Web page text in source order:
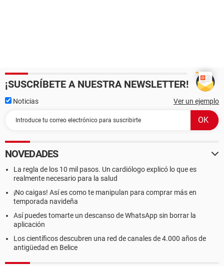
¡SUSCRÍBETE A NUESTRA NEWSLETTER!
Noticias Ver un ejemplo
NOVEDADES
La regla de los 10 mil pasos. Un cardiólogo explicó lo que es
realmente necesario para la salud
¡No caigas! Así es como te manipulan para comprar más en
temporada navideña
Así puedes tomarte un descanso de WhatsApp sin borrar la
aplicación
Los científicos descubren una red de canales de 4.000 años de
antigüedad en Belice